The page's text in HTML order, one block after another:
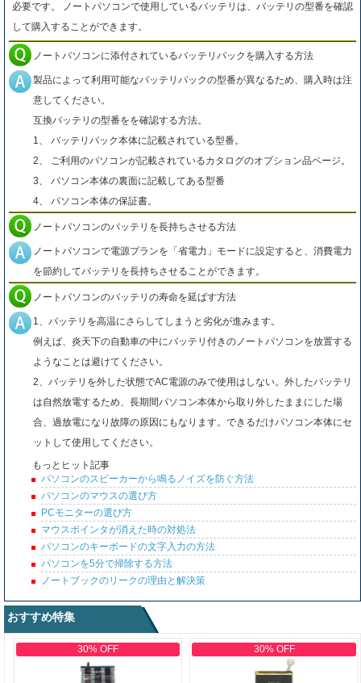
必要です。 ノートパソコンで使用しているバッテリは、バッテリの型番を確認
して購入することができます。
ノートパソコンに添付されているバッテリパックを購入する方法
製品によって利用可能なバッテリパックの型番が異なるため、購入時は注
意してください。
互換バッテリの型番をを確認する方法。
1、 バッテリパック本体に記載されている型番。
2、 ご利用のパソコンが記載されているカタログのオプション品ページ。
3、 パソコン本体の裏面に記載してある型番
4、 パソコン本体の保証書。
ノートパソコンのバッテリを長持ちさせる方法
ノートパソコンで電源プランを「省電力」モードに設定すると、消費電力
を節約してバッテリを長持ちさせることができます。
ノートパソコンのバッテリの寿命を延ばす方法
1、バッテリを高温にさらしてしまうと劣化が進みます。
例えば、炎天下の自動車の中にバッテリ付きのノートパソコンを放置する
ようなことは避けてください。
2、バッテリを外した状態でAC電源のみで使用はしない。外したバッテリ
は自然放電するため、長期間パソコン本体から取り外したままにした場
合、過放電になり故障の原因にもなります。できるだけパソコン本体にセ
ットして使用してください。
もっとヒット記事
パソコンのスピーカーから鳴るノイズを防ぐ方法
パソコンのマウスの選び方
PCモニターの選び方
マウスポインタが消えた時の対処法
パソコンのキーボードの文字入力の方法
パソコンを5分で掃除する方法
ノートブックのリークの理由と解決策
おすすめ特集
30% OFF 30% OFF